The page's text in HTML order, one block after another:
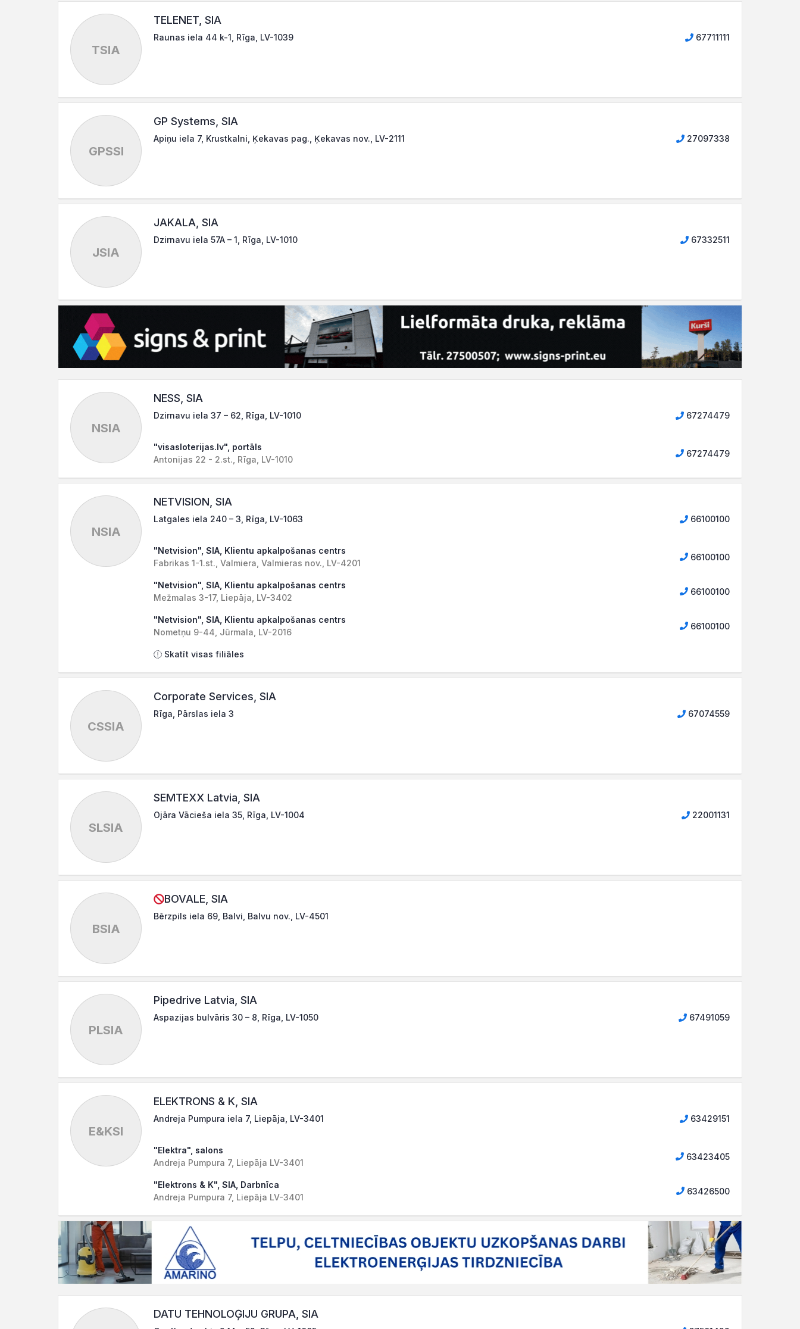
TSIA
TELENET, SIA
Raunas iela 44 k-1, Rīga, LV-1039 67711111
GPSSI
GP Systems, SIA
Apiņu iela 7, Krustkalni, Ķekavas pag., Ķekavas nov., LV-2111 27097338
JSIA
JAKALA, SIA
Dzirnavu iela 57A – 1, Rīga, LV-1010 67332511
NSIA
NESS, SIA
Dzirnavu iela 37 – 62, Rīga, LV-1010 67274479
"visasloterijas.lv", portāls
Antonijas 22 - 2.st., Rīga, LV-1010
67274479
NSIA
NETVISION, SIA
Latgales iela 240 – 3, Rīga, LV-1063 66100100
"Netvision", SIA, Klientu apkalpošanas centrs
Fabrikas 1-1.st., Valmiera, Valmieras nov., LV-4201
66100100
"Netvision", SIA, Klientu apkalpošanas centrs
Mežmalas 3-17, Liepāja, LV-3402
66100100
"Netvision", SIA, Klientu apkalpošanas centrs
Nometņu 9-44, Jūrmala, LV-2016
66100100
Skatīt visas filiāles
CSSIA
Corporate Services, SIA
Rīga, Pārslas iela 3 67074559
SLSIA
SEMTEXX Latvia, SIA
Ojāra Vācieša iela 35, Rīga, LV-1004 22001131
BSIA
BOVALE, SIA
Bērzpils iela 69, Balvi, Balvu nov., LV-4501
PLSIA
Pipedrive Latvia, SIA
Aspazijas bulvāris 30 – 8, Rīga, LV-1050 67491059
E&KSI
ELEKTRONS & K, SIA
Andreja Pumpura iela 7, Liepāja, LV-3401 63429151
"Elektra", salons
Andreja Pumpura 7, Liepāja LV-3401
63423405
"Elektrons & K", SIA, Darbnīca
Andreja Pumpura 7, Liepāja LV-3401
63426500
DATU TEHNOLOĢIJU GRUPA, SIA